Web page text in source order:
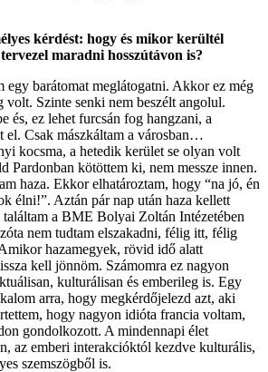
kérdést: hogy és mikor kerültél
maradni hosszútávon is?
egy barátomat meglátogatni. Akkor ez még
volt. Szinte senki nem beszélt angolul.
és, ez lehet furcsán fog hangzani, a
el. Csak mászkáltam a városban…
kocsma, a hetedik kerület se olyan volt
Pardonban kötöttem ki, nem messze innen.
haza. Ekkor elhatároztam, hogy “na jó, én
élni!”. Aztán pár nap után haza kellett
találtam a BME Bolyai Zoltán Intézetében
nem tudtam elszakadni, félig itt, félig
hazamegyek, rövid idő alatt
kell jönnöm. Számomra ez nagyon
kulturálisan és emberileg is. Egy
arra, hogy megkérdőjelezd azt, aki
hogy nagyon idióta francia voltam,
gondolkozott. A mindennapi élet
az emberi interakcióktól kezdve kulturális,
szemszögből is.